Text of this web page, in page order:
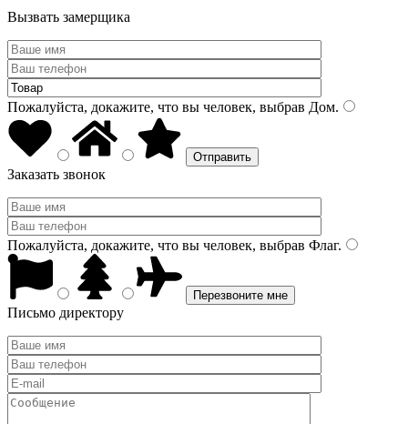
Вызвать замерщика
Пожалуйста, докажите, что вы человек, выбрав Дом.
Заказать звонок
Пожалуйста, докажите, что вы человек, выбрав Флаг.
Письмо директору